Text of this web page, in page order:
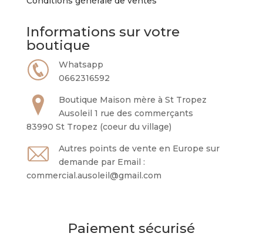
Informations sur votre
boutique
Whatsapp
0662316592
Boutique Maison mère à St Tropez
Ausoleil 1 rue des commerçants
83990 St Tropez (coeur du village)
Autres points de vente en Europe sur
demande par Email :
commercial.ausoleil@gmail.com
Paiement sécurisé